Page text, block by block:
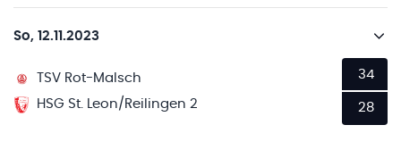
So, 12.11.2023
TSV Rot-Malsch
HSG St. Leon/Reilingen 2
34
28